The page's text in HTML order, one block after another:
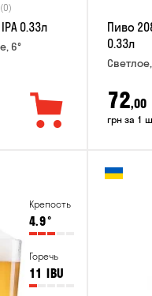
(0)
0.33л
6°
Пиво
0.33л
72,00
грн за 1
Крепость
4.9°
Горечь
11 IBU